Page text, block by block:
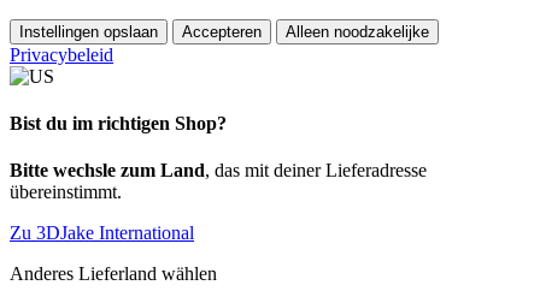
Instellingen opslaan Accepteren Alleen noodzakelijke
Privacybeleid
Bist du im richtigen Shop?
Bitte wechsle zum Land, das mit deiner Lieferadresse
übereinstimmt.
Zu 3DJake International
Anderes Lieferland wählen